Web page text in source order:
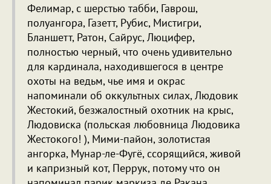
Фелимар, с шерстью табби, Гаврош,
полуангора, Газетт, Рубис, Мистигри,
Бланшетт, Ратон, Сайрус, Люцифер,
полностью черный, что очень удивительно
для кардинала, находившегося в центре
охоты на ведьм, чье имя и окрас
напоминали об оккультных силах, Людовик
Жестокий, безжалостный охотник на крыс,
Людовиска (польская любовница Людовика
Жестокого! ), Мими-пайон, золотистая
ангорка, Мунар-ле-Фугё, ссорящийся, живой
и капризный кот, Перрук, потому что он